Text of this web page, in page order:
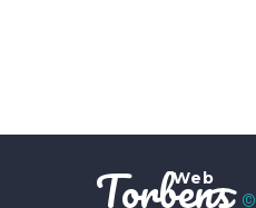
Torbens
Web
©